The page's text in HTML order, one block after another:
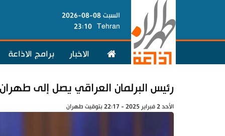
السبت 08-08-2026
Tehran
23:10
الاخبار برامج الاذاعة
رئيس البرلمان العراقي يصل إلى طهران
الأحد 2 فبراير 2025 - 22:17 بتوقيت طهران